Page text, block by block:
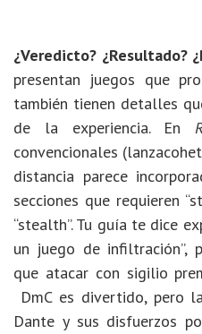
¿Veredicto? ¿Resultado?
presentan juegos que
también tienen detalles
de la experiencia. En
convencionales
distancia parece
secciones que requieren
“stealth”. Tu guía te dice
un juego de infiltración”,
que atacar con sigilio
DmC es divertido, pero
Dante y sus disfuerzos